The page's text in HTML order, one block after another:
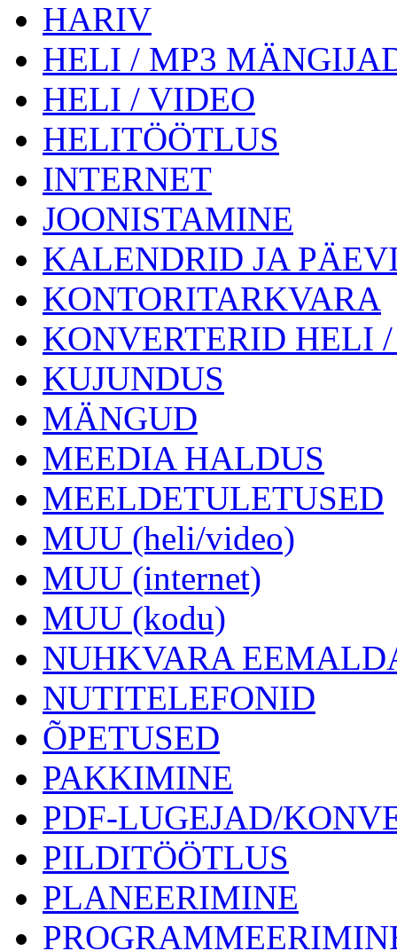
HARIV
HELI / MP3
HELI / VIDEO
HELITÖÖTLUS
INTERNET
JOONISTAMINE
KALENDRID JA
KONTORITARKVARA
KONVERTERID HELI
KUJUNDUS
MÄNGUD
MEEDIA HALDUS
MEELDETULETUSED
MUU (heli/video)
MUU (internet)
MUU (kodu)
NUHKVARA
NUTITELEFONID
ÕPETUSED
PAKKIMINE
PDF-LUGEJAD/
PILDITÖÖTLUS
PLANEERIMINE